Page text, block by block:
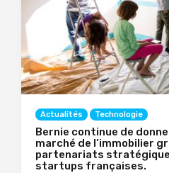
Actualités Technologie
Bernie continue de
marché de l’immobilier
partenariats
startups françaises.